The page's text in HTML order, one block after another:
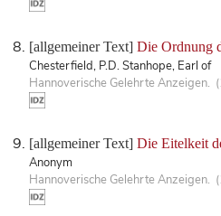
[allgemeiner Text] Die Ordnung
Chesterfield, P.D. Stanhope, Earl of
Hannoverische Gelehrte Anzeigen.
[allgemeiner Text] Die Eitelkeit
Anonym
Hannoverische Gelehrte Anzeigen.